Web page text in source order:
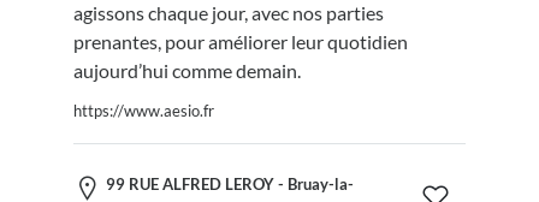
agissons chaque jour, avec nos parties
prenantes, pour améliorer leur quotidien
aujourd’hui comme demain.
https://www.aesio.fr
99 RUE ALFRED LEROY - Bruay-la-